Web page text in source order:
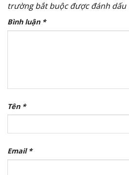
trường bắt buộc được đánh dấu
Bình luận *
Tên *
Email *